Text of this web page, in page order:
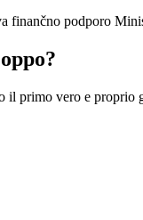
finančno podporo
il primo vero e proprio